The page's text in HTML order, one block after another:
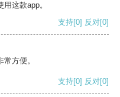
这款app。
支持[0] 反对[0]
方便。
支持[0] 反对[0]